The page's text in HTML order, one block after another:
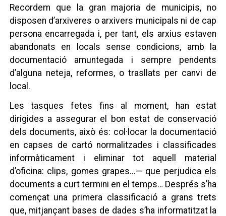
Recordem que la gran majoria de municipis, no
disposen d’arxiveres o arxivers municipals ni de cap
persona encarregada i, per tant, els arxius estaven
abandonats en locals sense condicions, amb la
documentació amuntegada i sempre pendents
d’alguna neteja, reformes, o trasllats per canvi de
local.
Les tasques fetes fins al moment, han estat
dirigides a assegurar el bon estat de conservació
dels documents, això és: col·locar la documentació
en capses de cartó normalitzades i classificades
informàticament i eliminar tot aquell material
d’oficina: clips, gomes grapes...— que perjudica els
documents a curt termini en el temps… Després s’ha
començat una primera classificació a grans trets
que, mitjançant bases de dades s’ha informatitzat la